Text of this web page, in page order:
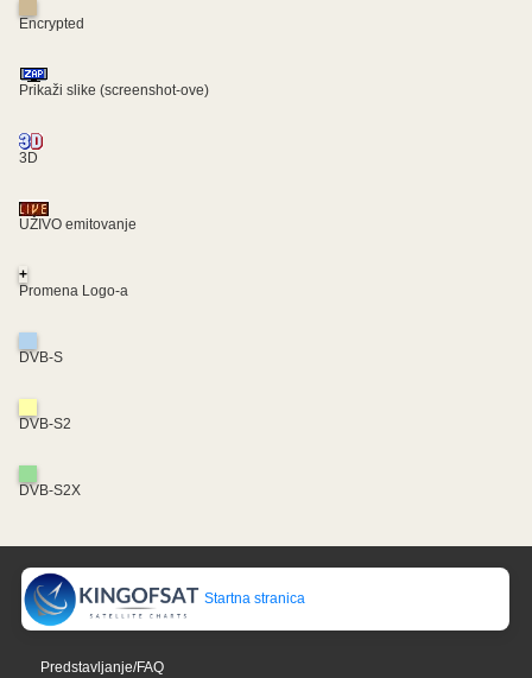
Encrypted
Prikaži slike (screenshot-ove)
3D
UŽIVO emitovanje
+
Promena Logo-a
DVB-S
DVB-S2
DVB-S2X
Startna stranica
Predstavljanje/FAQ